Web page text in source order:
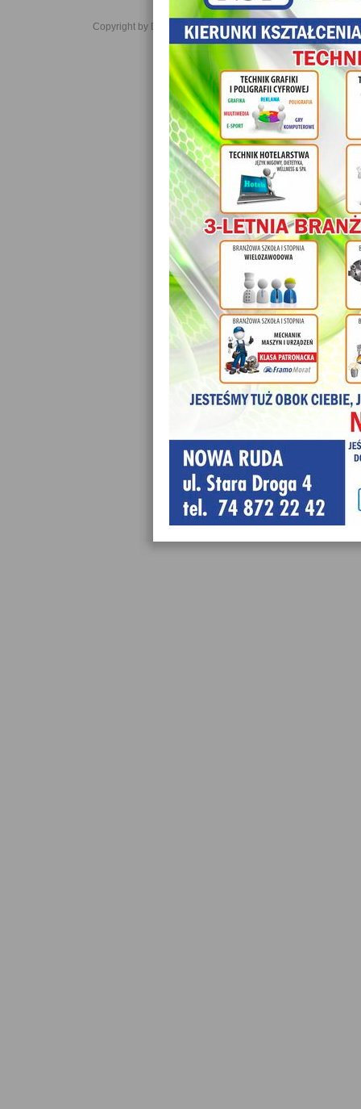
Copyright by Daniel JabĹoĹski 2006-2021. All rights